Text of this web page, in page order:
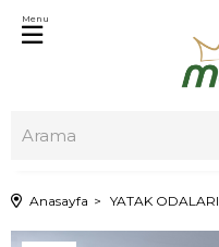
Menu
Anasayfa YATAK ODALARI